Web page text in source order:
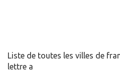
Liste de toutes les villes de
lettre a